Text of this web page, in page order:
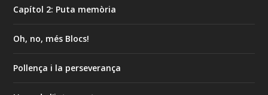
Capítol 2: Puta memòria
Oh, no, més Blocs!
Pollença i la perseverança